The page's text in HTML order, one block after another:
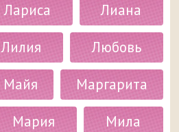
Лариса
Лиана
Лилия
Любовь
Майя
Маргарита
Мария
Мила